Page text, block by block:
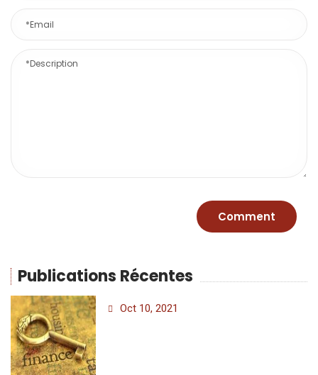
Publications Récentes
Oct 10, 2021